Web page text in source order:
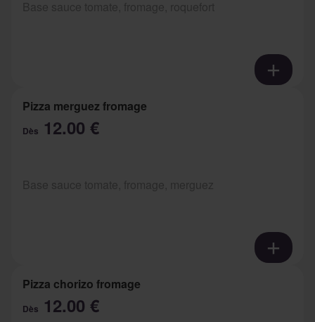
Pizza merguez fromage
Dès 12.00 €
Pizza chorizo fromage
Dès 12.00 €